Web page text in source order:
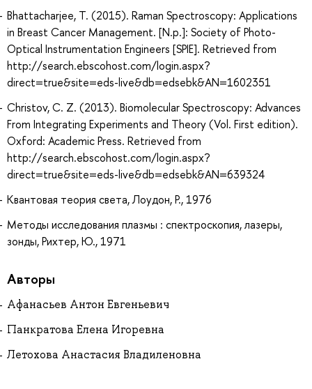
Bhattacharjee, T. (2015). Raman Spectroscopy: Applications
in Breast Cancer Management. [N.p.]: Society of Photo-
Optical Instrumentation Engineers [SPIE]. Retrieved from
http://search.ebscohost.com/login.aspx?
direct=true&site=eds-live&db=edsebk&AN=1602351
Christov, C. Z. (2013). Biomolecular Spectroscopy: Advances
From Integrating Experiments and Theory (Vol. First edition).
Oxford: Academic Press. Retrieved from
http://search.ebscohost.com/login.aspx?
direct=true&site=eds-live&db=edsebk&AN=639324
Квантовая теория света, Лоудон, Р., 1976
Методы исследования плазмы : спектроскопия, лазеры,
зонды, Рихтер, Ю., 1971
Авторы
Афанасьев Антон Евгеньевич
Панкратова Елена Игоревна
Летохова Анастасия Владиленовна